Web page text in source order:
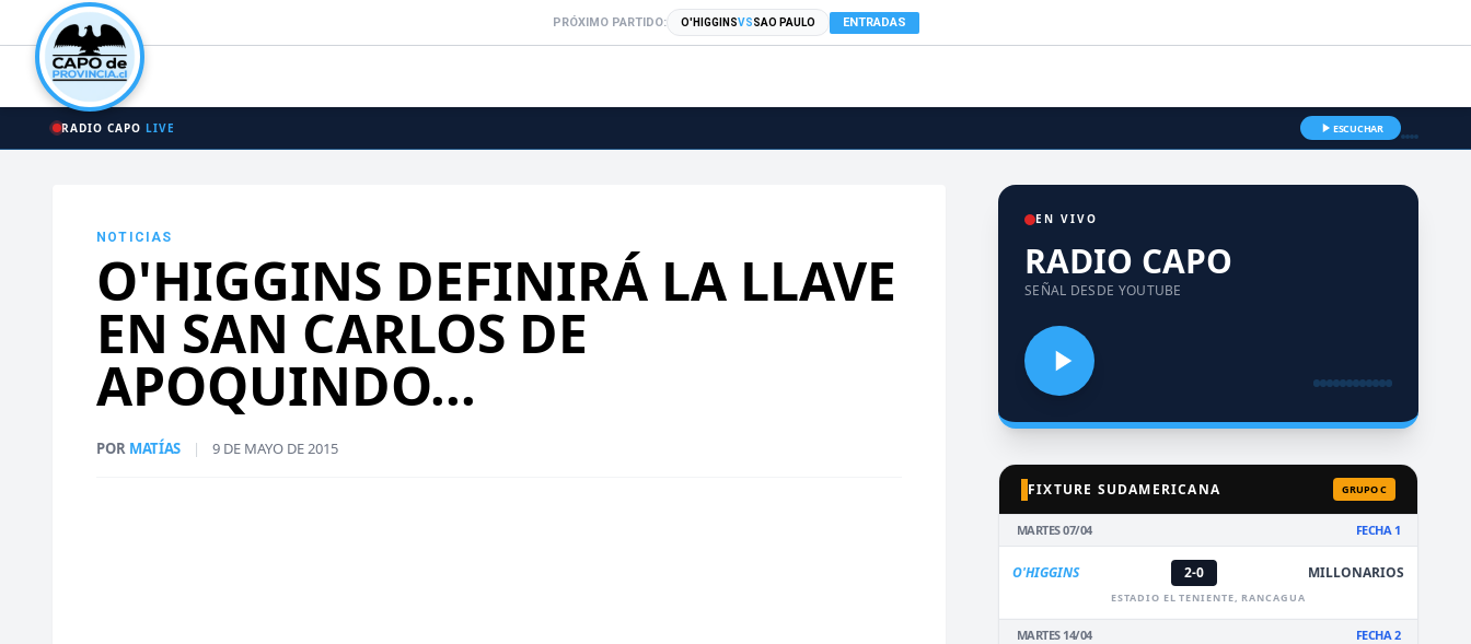
PRÓXIMO PARTIDO: O'HIGGINSVSSAO PAULO ENTRADAS
RADIO CAPO LIVE ESCUCHAR
NOTICIAS
O'HIGGINS DEFINIRÁ LA LLAVE
EN SAN CARLOS DE
APOQUINDO...
POR MATÍAS | 9 DE MAYO DE 2015
EN VIVO
RADIO CAPO
SEÑAL DESDE YOUTUBE
FIXTURE SUDAMERICANA GRUPO C
MARTES 07/04 FECHA 1
O'HIGGINS 2-0 MILLONARIOS
ESTADIO EL TENIENTE, RANCAGUA
MARTES 14/04 FECHA 2